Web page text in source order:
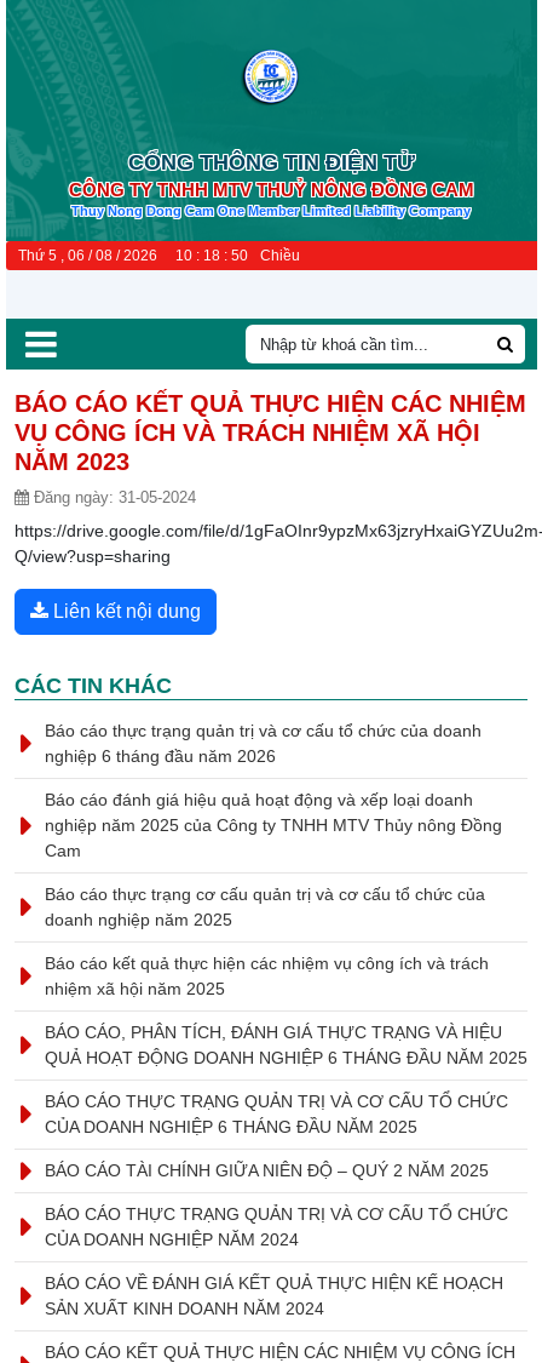
CỔNG THÔNG TIN ĐIỆN TỬ
CÔNG TY TNHH MTV THUỶ NÔNG ĐỒNG CAM
Thuy Nong Dong Cam One Member Limited Liability Company
Thứ 5 , 06 / 08 / 2026 10 : 18 : 51 Chiều
BÁO CÁO KẾT QUẢ THỰC HIỆN CÁC NHIỆM
VỤ CÔNG ÍCH VÀ TRÁCH NHIỆM XÃ HỘI
NĂM 2023
Đăng ngày: 31-05-2024
https://drive.google.com/file/d/
Q/view?usp=sharing
Liên kết nội dung
CÁC TIN KHÁC
Báo cáo thực trạng quản trị và cơ cấu tổ chức của doanh
nghiệp 6 tháng đầu năm 2026
Báo cáo đánh giá hiệu quả hoạt động và xếp loại doanh
nghiệp năm 2025 của Công ty TNHH MTV Thủy nông Đồng
Cam
Báo cáo thực trạng cơ cấu quản trị và cơ cấu tổ chức của
doanh nghiệp năm 2025
Báo cáo kết quả thực hiện các nhiệm vụ công ích và trách
nhiệm xã hội năm 2025
BÁO CÁO, PHÂN TÍCH, ĐÁNH GIÁ THỰC TRẠNG VÀ HIỆU
QUẢ HOẠT ĐỘNG DOANH NGHIỆP 6 THÁNG ĐẦU NĂM 2025
BÁO CÁO THỰC TRẠNG QUẢN TRỊ VÀ CƠ CẤU TỔ CHỨC
CỦA DOANH NGHIỆP 6 THÁNG ĐẦU NĂM 2025
BÁO CÁO TÀI CHÍNH GIỮA NIÊN ĐỘ – QUÝ 2 NĂM 2025
BÁO CÁO THỰC TRẠNG QUẢN TRỊ VÀ CƠ CẤU TỔ CHỨC
CỦA DOANH NGHIỆP NĂM 2024
BÁO CÁO VỀ ĐÁNH GIÁ KẾT QUẢ THỰC HIỆN KẾ HOẠCH
SẢN XUẤT KINH DOANH NĂM 2024
BÁO CÁO KẾT QUẢ THỰC HIỆN CÁC NHIỆM VỤ CÔNG ÍCH